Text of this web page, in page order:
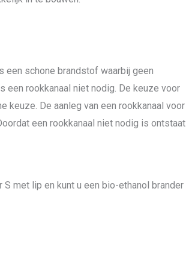
een schone brandstof waarbij geen
rookkanaal niet nodig. De keuze voor
keuze. De aanleg van een rookkanaal voor
een rookkanaal niet nodig is ontstaat
met lip en kunt u een bio-ethanol brander